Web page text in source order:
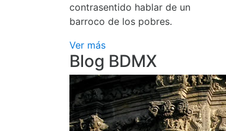
contrasentido hablar de un
barroco de los pobres.
Ver más
Blog BDMX